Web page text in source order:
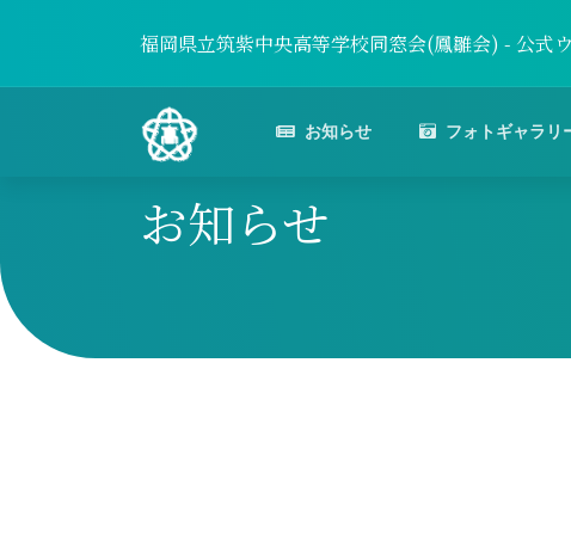
福岡県立筑紫中央高等学校同窓会(鳳雛会) - 公式
お知らせ フォトギャラリ
お知らせ